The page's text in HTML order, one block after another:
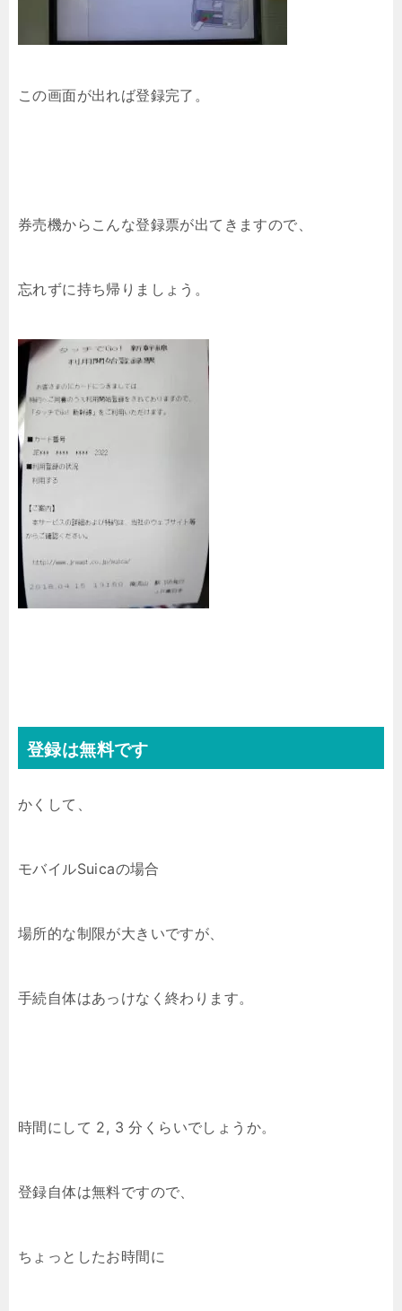
この画面が出れば登録完了。
券売機からこんな登録票が出てきますので、
忘れずに持ち帰りましょう。
登録は無料です
かくして、
モバイルSuicaの場合
場所的な制限が大きいですが、
手続自体はあっけなく終わります。
時間にして 2, 3 分くらいでしょうか。
登録自体は無料ですので、
ちょっとしたお時間に